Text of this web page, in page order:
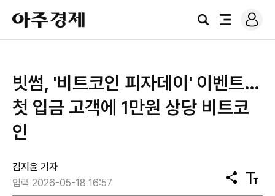
아
주
경
검
전
로
그
빗썸, '비트코인 피자데이' 이벤트…
첫 입금 고객에 1만원 상당 비트코
인
김지윤 기자
입력 2026-05-18 16:57
공
유
텍
스